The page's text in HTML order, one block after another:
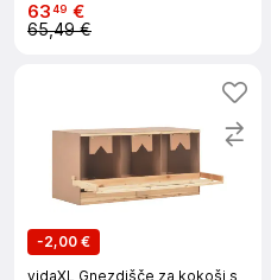
6349 €
65,49 €
-2,00 €
vidaXL Gnezdišče za kokoši s